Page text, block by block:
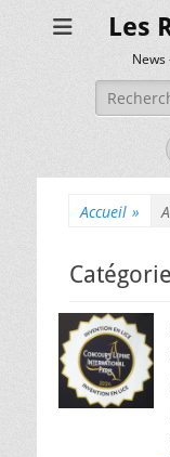
Les
News
Accueil »